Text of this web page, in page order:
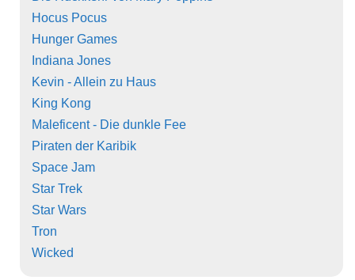
Hocus Pocus
Hunger Games
Indiana Jones
Kevin - Allein zu Haus
King Kong
Maleficent - Die dunkle Fee
Piraten der Karibik
Space Jam
Star Trek
Star Wars
Tron
Wicked